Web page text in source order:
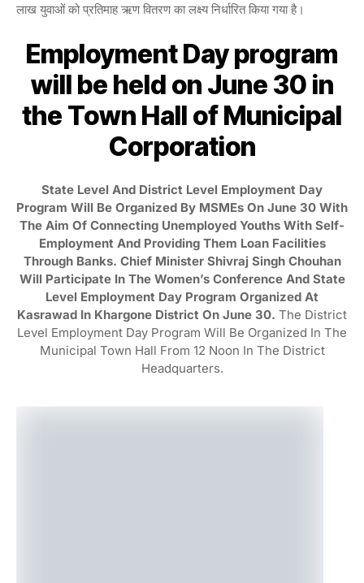
लाख युवाओं को प्रतिमाह ऋण वितरण का लक्ष्य निर्धारित किया गया है।
Employment Day program
will be held on June 30 in
the Town Hall of Municipal
Corporation
State Level And District Level Employment Day
Program Will Be Organized By MSMEs On June 30 With
The Aim Of Connecting Unemployed Youths With Self-
Employment And Providing Them Loan Facilities
Through Banks. Chief Minister Shivraj Singh Chouhan
Will Participate In The Women’s Conference And State
Level Employment Day Program Organized At
Kasrawad In Khargone District On June 30. The District
Level Employment Day Program Will Be Organized In The
Municipal Town Hall From 12 Noon In The District
Headquarters.